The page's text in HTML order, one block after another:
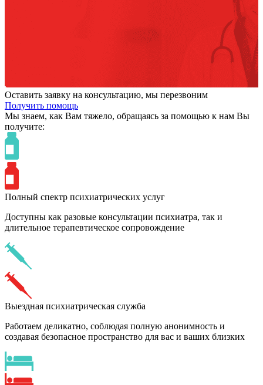
Оставить заявку на консультацию, мы перезвоним
Получить помощь
Мы знаем, как Вам тяжело, обращаясь за помощью к нам Вы
получите:
Полный спектр психиатрических услуг
Доступны как разовые консультации психиатра, так и
длительное терапевтическое сопровождение
Выездная психиатрическая служба
Работаем деликатно, соблюдая полную анонимность и
создавая безопасное пространство для вас и ваших близких